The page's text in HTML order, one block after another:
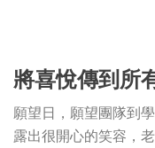
將喜悅傳到所
願望日，願望團隊到
露出很開心的笑容，